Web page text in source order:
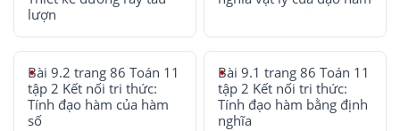
lượn
Bài 9.2 trang 86 Toán 11
tập 2 Kết nối tri thức:
Tính đạo hàm của hàm
số
Bài 9.1 trang 86 Toán 11
tập 2 Kết nối tri thức:
Tính đạo hàm bằng định
nghĩa